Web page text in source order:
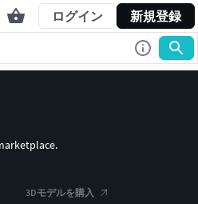
ログイン 新規登録
3Dモデルを購入